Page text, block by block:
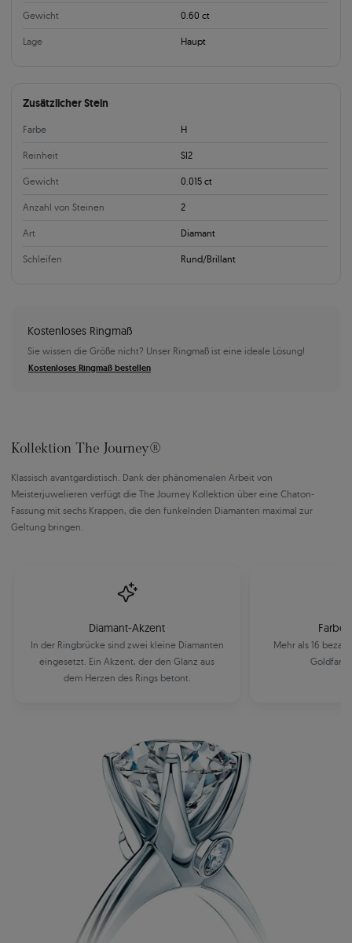
Gewicht 0.60 ct
Lage Haupt
Zusätzlicher Stein
Farbe H
Reinheit SI2
Gewicht 0.015 ct
Anzahl von Steinen 2
Art Diamant
Schleifen Rund/Brillant
Kostenloses Ringmaß
Sie wissen die Größe nicht? Unser Ringmaß ist eine ideale Lösung!
Kostenloses Ringmaß bestellen
Kollektion The Journey®
Klassisch avantgardistisch. Dank der phänomenalen Arbeit von
Meisterjuwelieren verfügt die The Journey Kollektion über eine Chaton-
Fassung mit sechs Krappen, die den funkelnden Diamanten maximal zur
Geltung bringen.
Diamant-Akzent
In der Ringbrücke sind zwei kleine Diamanten
eingesetzt. Ein Akzent, der den Glanz aus
dem Herzen des Rings betont.
Farbe
Mehr als 16